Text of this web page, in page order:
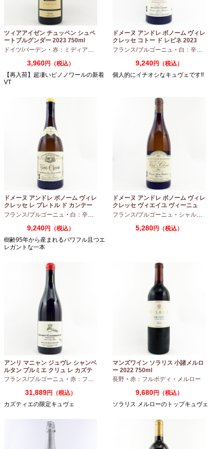
ツィアアイゼン チュッペン シュペ
ートブルグンダー 2023 750ml
ドイツ/バーデン ・ 赤：ミディアムボディ ・ピノノワール
3,960円（税込）
【再入荷】超凄いピノノワールの新着
VT
ドメーヌ アンドレ ボノーム ヴィレ
クレッセ コトー ド レピネ 2023
750ml
フランス/ブルゴーニュ ・ 白：辛口
9,240円（税込）
個人的にイチオシなキュヴェです!!
ドメーヌ アンドレ ボノーム ヴィレ
クレッセ レ プレトル ド カンテー
ヌ 2023 750ml
フランス/ブルゴーニュ ・ 白：辛口 シャルドネ
9,240円（税込）
樹齢95年から産まれるパワフル且つエ
レガントな一本
ドメーヌ アンドレ ボノーム ヴィレ
クレッセ ヴィエイユ ヴィーニュ
2024 750ml
フランス/ブルゴーニュ ・ シャルドネ
5,280円（税込）
アンリ マニャン ジュヴレ シャンベ
ルタン プルミエ クリュ レ カズテ
ィエ エルバージュ 24 モワ 2023
フランス/ブルゴーニュ ・ 赤：フルボディ ・ピノノワール
31,889円（税込）
カズティエの限定キュヴェ
マンズワイン ソラリス 小諸メルロ
ー 2022 750ml
長野 ・ 赤：フルボディ ・ メルロー
9,680円（税込）
ソラリス メルローのトップキュヴェ